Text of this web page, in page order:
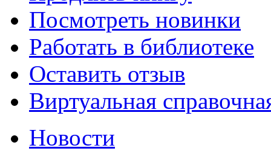
Посмотреть новинки
Работать в библиотеке
Оставить отзыв
Виртуальная
Новости